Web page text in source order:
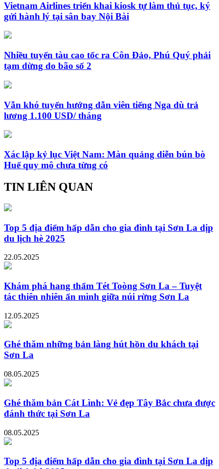
Vietnam Airlines triển khai kiosk tự làm thủ tục, ký
gửi hành lý tại sân bay Nội Bài
Nhiều tuyến tàu cao tốc ra Côn Đảo, Phú Quý phải
tạm dừng do bão số 2
Vẫn khó tuyển hướng dẫn viên tiếng Nga dù trả
lương 1.100 USD/ tháng
Xác lập kỷ lục Việt Nam: Màn quảng diễn bún bò
Huế quy mô chưa từng có
TIN LIÊN QUAN
Top 5 địa điểm hấp dẫn cho gia đình tại Sơn La dịp
du lịch hè 2025
22.05.2025
Khám phá hang thẩm Tét Toòng Sơn La – Tuyệt
tác thiên nhiên ẩn mình giữa núi rừng Sơn La
12.05.2025
Ghé thăm những bản làng hút hồn du khách tại
Sơn La
08.05.2025
Ghé thăm bản Cát Lình: Vẻ đẹp Tây Bắc chưa được
đánh thức tại Sơn La
08.05.2025
Top 5 địa điểm hấp dẫn cho gia đình tại Sơn La dịp